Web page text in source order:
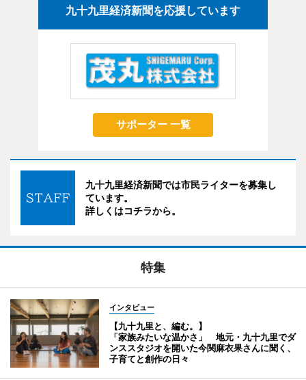
九十九里経済新聞を応援しています
サポーター 一覧
九十九里経済新聞では市民ライターを募集し
ています。
詳しくはコチラから。
特集
インタビュー
【九十九里と、編む。】
「家族みたいな温かさ」 地元・九十九里でダ
ンススタジオを開いた今関麻衣果さんに聞く、
子育てと創作の日々